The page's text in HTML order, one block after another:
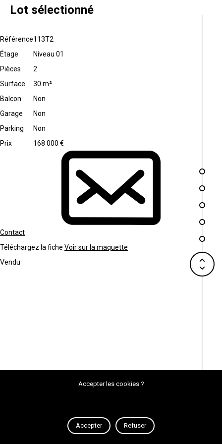
Lot sélectionné
Référence113T2
Étage
Niveau 01
Pièces
2
Surface
30 m²
Balcon
Non
Garage
Non
Parking
Non
Prix
168 000 €
Contact
Téléchargez la fiche Voir sur la maquette
Vendu
Accepter les cookies ?
Accepter Refuser